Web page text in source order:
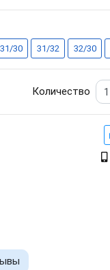
31/30 31/32 32/30
Количество